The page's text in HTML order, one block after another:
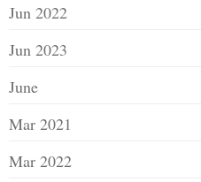
Jun 2022
Jun 2023
June
Mar 2021
Mar 2022